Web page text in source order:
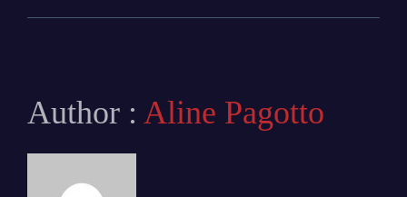
Author : Aline Pagotto